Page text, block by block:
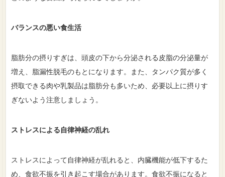
バランスの悪い食生活
脂肪分の摂りすぎは、頭皮の下から分泌される皮脂の分泌量が
増え、脂漏性脱毛のもとになります。また、タンパク質が多く
摂取できる肉や乳製品は脂肪分も多いため、必要以上に摂りす
ぎないよう注意しましょう。
ストレスによる自律神経の乱れ
ストレスによって自律神経が乱れると、内臓機能が低下するた
め、食欲不振を引き起こす場合があります。食欲不振になると